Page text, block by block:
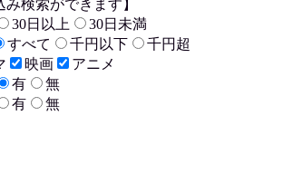
み検索ができます】
30日以上
30日未満
すべて 千円以下
千円超
映画
アニメ
有
無
有 無